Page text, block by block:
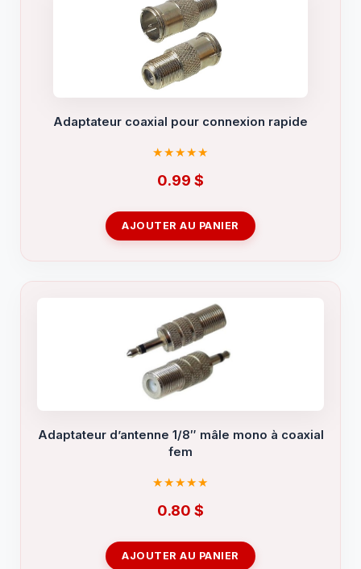
Adaptateur coaxial pour connexion rapide
0.99 $
AJOUTER AU PANIER
Adaptateur d’antenne 1/8″ mâle mono à coaxial
fem
0.80 $
AJOUTER AU PANIER